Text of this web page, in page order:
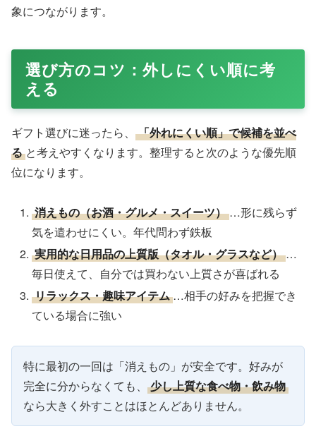
象につながります。
選び方のコツ：外しにくい順に考
える
ギフト選びに迷ったら、
「外れにくい順」で候補を並べ
る と考えやすくなります。整理すると次のような優先順
位になります。
消えもの（お酒・グルメ・スイーツ） …形に残らず
気を遣わせにくい。年代問わず鉄板
実用的な日用品の上質版（タオル・グラスなど） …
毎日使えて、自分では買わない上質さが喜ばれる
リラックス・趣味アイテム …相手の好みを把握でき
ている場合に強い
特に最初の一回は「消えもの」が安全です。好みが
完全に分からなくても、
少し上質な食べ物・飲み物
なら大きく外すことはほとんどありません。